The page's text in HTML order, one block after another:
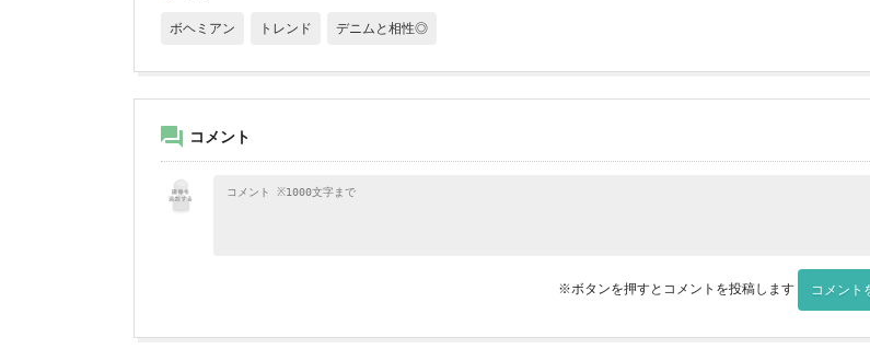
ボヘミアン トレンド デニムと相性◎
コメント
※ボタンを押すとコメントを投稿します コメント